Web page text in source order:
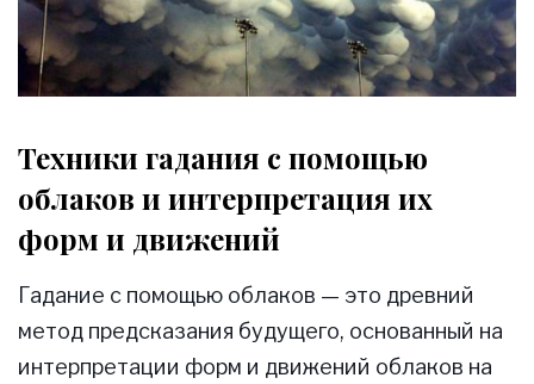
Техники гадания с помощью
облаков и интерпретация их
форм и движений
Гадание с помощью облаков — это древний
метод предсказания будущего, основанный на
интерпретации форм и движений облаков на